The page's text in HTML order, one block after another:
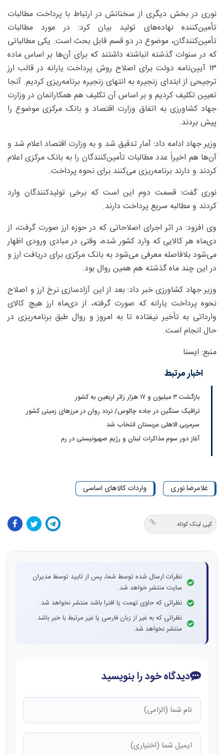
نوری در بخش دیگری از سخنانش در ارتباط با پرداخت مطالبات
تأمین‌کننده نهاده‌های تولید بیان کرد: در مورد مطالبات
تأمین‌کنندگان، موضوع در دو قسم قابل بحث است. یکی مطالباتی
که در سنوات گذشته انباشته داشتند که برای آن‌ها بر اساس ماده
۱۳ آیین‌نامه دولت برای اصلاح روش پرداخت یارانه در قالب ارز
ترجیحی از ابتدای زنجیره به انتهای زنجیره برنامه‌ریزی کردیم. آنجا
تعیین تکلیف کردیم و بر اساس آن تکلیف هم همکارانمان در وزارت
جهاد کشاورزی به اتفاق وزارت اقتصاد و بانک مرکزی موضوع را
پیش بردند.
وزیر جهاد ادامه داد: آمار تدقیق شد و به وزارت اقتصاد اعلام شد و
آن‌ها هم اخیراً عدد مطالبات تأمین‌کنندگان را به بانک مرکزی اعلام
کردند و دارند برنامه‌ریزی می‌کنند برای نحوه پرداخت.
نوری گفت: قسمت دوم این است که برخی تولیدکنندگان وارد
کردند و مطالبه سریع پرداخت دارند.
وی افزود: در اثر اجرای اصلاحاتی که در حوزه ارز صورت گرفت، از
دی‌ماه هر کالایی که وارد کشور شده، وقتی در مبادی ورودی اظهار
می‌شود بلافاصله معرفی می‌شود به بانک مرکزی برای دریافت ارز و
در این چند ماه گذشته هم همین روال بود.
وزیر جهاد کشاورزی خبر داد: بعد از این آزادسازی نرخ ارز و اصلاح
نحوه پرداخت یارانه که صورت گرفته، از دی‌ماه ارز هیچ کالای
وارداتی به تأخیر نیفتاده تا به امروز و روال طبق برنامه‌ریزی در
حال انجام است.
منبع: ایسنا
اخبار مرتبط
بازگشت ۳ میلیون و ۱۷ هزار زائر اربعین به کشور
ترافیک سنگین در جاده چالوس/ تردد روان در مرزهای زمینی کشور
سرمربی الاهلی عربستان انتخاب شد
آغاز دور سوم مذاکرات لبنان و رژیم صهیونیستی در رم
غلامرضا نوری واردات کالاهای اساسی
کپی لینک کوتاه
نظرات ارسال شده توسط شما، پس از تایید توسط مدیران
سایت منتشر خواهد شد.
نظراتی که حاوی تهمت یا افترا باشد منتشر نخواهد شد.
نظراتی که به غیر از زبان فارسی یا غیر مرتبط با خبر باشد
منتشر نخواهد شد.
دیدگاه خود را بنویسید